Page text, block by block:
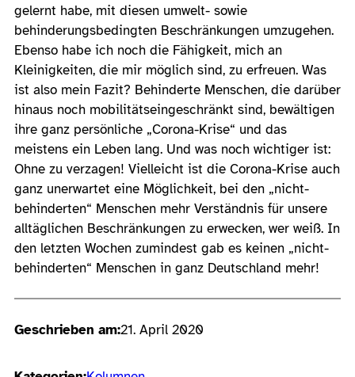
gelernt habe, mit diesen umwelt- sowie
behinderungsbedingten Beschränkungen umzugehen.
Ebenso habe ich noch die Fähigkeit, mich an
Kleinigkeiten, die mir möglich sind, zu erfreuen. Was
ist also mein Fazit? Behinderte Menschen, die darüber
hinaus noch mobilitätseingeschränkt sind, bewältigen
ihre ganz persönliche „Corona-Krise“ und das
meistens ein Leben lang. Und was noch wichtiger ist:
Ohne zu verzagen! Vielleicht ist die Corona-Krise auch
ganz unerwartet eine Möglichkeit, bei den „nicht-
behinderten“ Menschen mehr Verständnis für unsere
alltäglichen Beschränkungen zu erwecken, wer weiß. In
den letzten Wochen zumindest gab es keinen „nicht-
behinderten“ Menschen in ganz Deutschland mehr!
Geschrieben am:21. April 2020